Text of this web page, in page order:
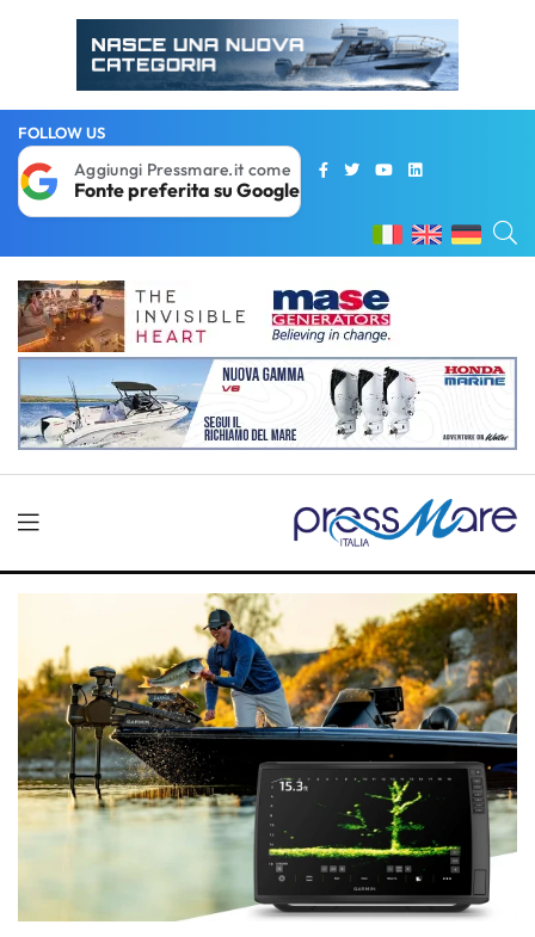
FOLLOW US
Aggiungi Pressmare.it come
Fonte preferita su Google